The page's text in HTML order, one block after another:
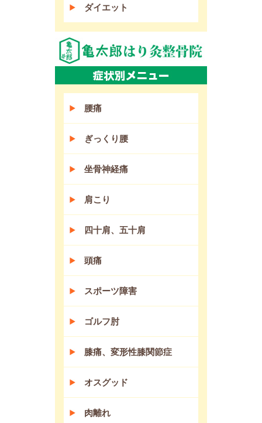
ダイエット
腰痛
ぎっくり腰
坐骨神経痛
肩こり
四十肩、五十肩
頭痛
スポーツ障害
ゴルフ肘
膝痛、変形性膝関節症
オスグッド
肉離れ